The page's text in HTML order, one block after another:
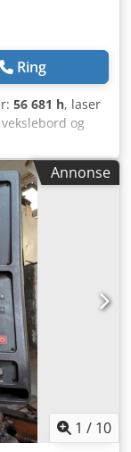
Ring
56 681 h, laser
og
/ IPG 4kW –
BH-IPG 4kW –
–
3000
400 mm –
skjæretykkelser
stål:
Kobber: opptil 4
– IPG fiber
og skjærehode –
til 6 m – CAD
god stand,
for mer
Annonse
1 / 10